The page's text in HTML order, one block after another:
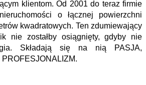
klientom. Od 2001 do teraz firmie
o łącznej powierzchni
kwadratowych. Ten zdumiewający
nie zostałby osiągnięty, gdyby nie
Składają się na nią PASJA,